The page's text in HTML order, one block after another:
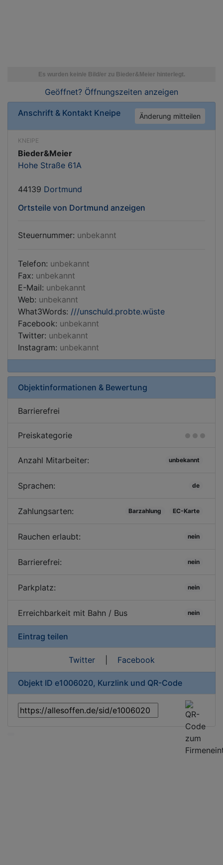
Geöffnet? Öffnungszeiten anzeigen
Anschrift & Kontakt Kneipe Änderung mitteilen
KNEIPE
Bieder&Meier
Hohe Straße 61A
44139 Dortmund
Ortsteile von Dortmund anzeigen
Steuernummer: unbekannt
Telefon: unbekannt
Fax: unbekannt
E-Mail: unbekannt
Web: unbekannt
What3Words: ///unschuld.probte.wüste
Facebook: unbekannt
Twitter: unbekannt
Instagram: unbekannt
Objektinformationen & Bewertung
Barrierefrei
Preiskategorie
Anzahl Mitarbeiter: unbekannt
Sprachen: de
Zahlungsarten: Barzahlung EC-Karte
Rauchen erlaubt: nein
Barrierefrei: nein
Parkplatz: nein
Erreichbarkeit mit Bahn / Bus nein
Eintrag teilen
Twitter| Facebook
Objekt ID e1006020, Kurzlink und QR-Code